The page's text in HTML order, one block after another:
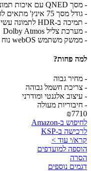
- מסך QNED עם איכות תמונה 4K UHD
- גודל מסך 75 אינץ' מתאים לחללים גדולים
- תמיכה ב-HDR לתמונה עשירה ובהירה
- מערכת צליל Dolby Atmos
- ממשק משתמש webOS נוח ואינטואיטיבי
למה פחות?
- מחיר גבוה
- צריכת חשמל גבוהה
- עיצוב אלגנטי ומודרני
- חיבוריות מעולה
₪7710
לחיפוש ב-Amazon
לרכישה ב-KSP
קרא/י עוד >
הוספה למועדפים
הסרה
דגמים נוספים